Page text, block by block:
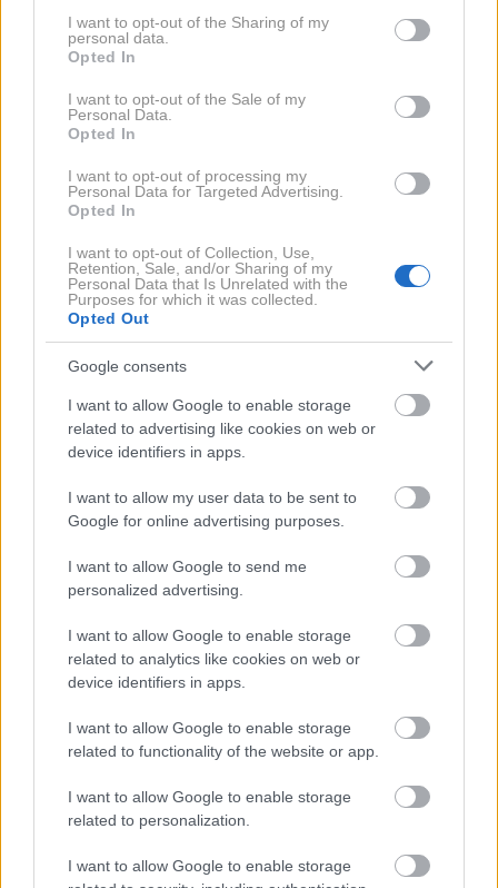
not limited to your visit or usage behaviour. You may click to
grant or deny consent to Google and its third-party tags to
use your data for below specified purposes in below Google
consent section.
I want to opt-out of the Sharing of my
personal data.
Opted In
I want to opt-out of the Sale of my
Personal Data.
Opted In
I want to opt-out of processing my
Personal Data for Targeted Advertising.
Opted In
I want to opt-out of Collection, Use,
Retention, Sale, and/or Sharing of my
Personal Data that Is Unrelated with the
Purposes for which it was collected.
Opted Out
Google consents
I want to allow Google to enable storage
related to advertising like cookies on web or
device identifiers in apps.
I want to allow my user data to be sent to
Google for online advertising purposes.
I want to allow Google to send me
personalized advertising.
I want to allow Google to enable storage
related to analytics like cookies on web or
device identifiers in apps.
I want to allow Google to enable storage
related to functionality of the website or app.
I want to allow Google to enable storage
related to personalization.
I want to allow Google to enable storage
ELLE testira: Najboljše sončne
kreme za obraz, ki izboljšajo videz
kože in ne puščajo belih madežev
sončili? Tu je 5
najboljših losjonov
za samoporjavitev, ki
so primerni tudi za
začetnike
obliki dišav: Mugler
predstavil novo
linijo za vroče dni
Bi to lahko povrnilo
»Popsicle lips«: